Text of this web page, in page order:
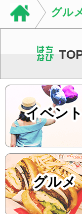
グル
イベント
グルメ